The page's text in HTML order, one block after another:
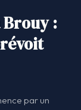
Brouy :
par un